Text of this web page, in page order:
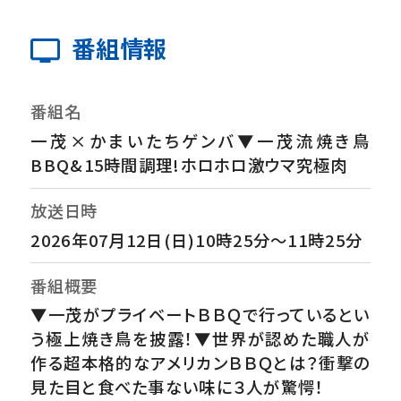
番組情報
番組名
一茂×かまいたちゲンバ▼一茂流焼き鳥
BBQ&15時間調理!ホロホロ激ウマ究極肉
放送日時
2026年07月12日(日)10時25分～11時25分
番組概要
▼一茂がプライベートＢＢＱで行っているとい
う極上焼き鳥を披露！▼世界が認めた職人が
作る超本格的なアメリカンＢＢＱとは？衝撃の
見た目と食べた事ない味に３人が驚愕！